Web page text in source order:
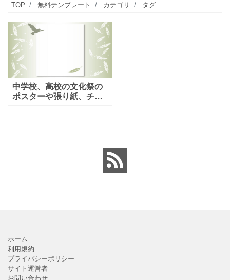
TOP 無料テンプレート カテゴリ タグ
中学校、高校の文化祭の
ポスターや張り紙、チラ
ホーム
利用規約
プライバシーポリシー
サイト運営者
お問い合わせ